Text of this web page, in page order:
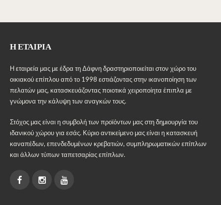
Η ΕΤΑΙΡΊΑ
Η εταιρεία μας με έδρα τη Δάφνη δραστηριοποιείται στον χώρο του
οικιακού επίπλου από το 1998 εστιάζοντας στην ικανοποίηση των
πελατών μας, κατασκευάζοντας ποιοτικά χειροποίητα έπιπλα με
γνώμονα την κάλυψη των αναγκών τους.
Στόχος μας είναι η συμβολή των προϊόντων μας στη δημιουργία του
ιδανικού χώρου για εσάς. Κύριο αντικείμενο μας είναι η κατασκευή
καναπέδων, επενδεδυμένων κρεβατιών, συμπληρωματικών επίπλων
και άλλων τύπων ταπετσαρίας επίπλων.